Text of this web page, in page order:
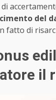
del
fatto di
il